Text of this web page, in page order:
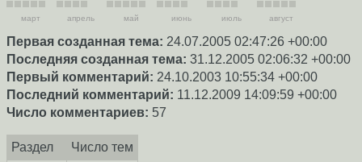
март апрель май июнь июль август
Первая созданная тема: 24.07.2005 02:47:26 +00:00
Последняя созданная тема: 31.12.2005 02:06:32 +00:00
Первый комментарий: 24.10.2003 10:55:34 +00:00
Последний комментарий: 11.12.2009 14:09:59 +00:00
Число комментариев: 57
Раздел Число тем